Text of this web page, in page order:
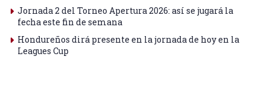
Jornada 2 del Torneo Apertura 2026: así se jugará la
fecha este fin de semana
Hondureños dirá presente en la jornada de hoy en la
Leagues Cup